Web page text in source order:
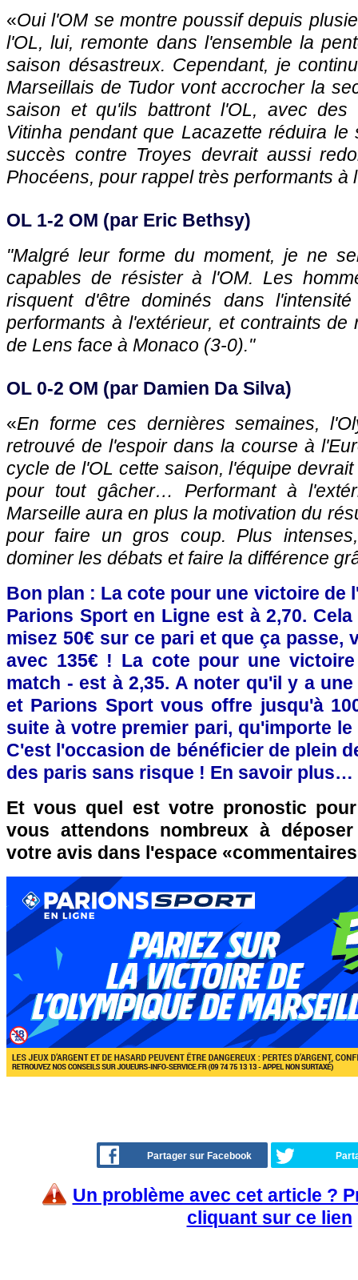
«Oui l'OM se montre poussif depuis
l'OL, lui, remonte dans l'ensemble la
saison désastreux. Cependant, je
Marseillais de Tudor vont accrocher la
saison et qu'ils battront l'OL, avec
Vitinha pendant que Lacazette réduira le
succès contre Troyes devrait aussi
Phocéens, pour rappel très performants à
OL 1-2 OM (par Eric Bethsy)
"Malgré leur forme du moment, je ne
capables de résister à l'OM. Les
risquent d'être dominés dans
performants à l'extérieur, et contraints de
de Lens face à Monaco (3-0)."
OL 0-2 OM (par Damien Da Silva)
«En forme ces dernières semaines,
retrouvé de l'espoir dans la course à
cycle de l'OL cette saison, l'équipe
pour tout gâcher… Performant à
Marseille aura en plus la motivation du
pour faire un gros coup. Plus
dominer les débats et faire la différence
Bon plan : La cote pour une victoire de
Parions Sport en Ligne est à 2,70.
misez 50€ sur ce pari et que ça passe,
avec 135€ ! La cote pour une
match - est à 2,35. A noter qu'il y a
et Parions Sport vous offre jusqu'à
suite à votre premier pari, qu'importe
C'est l'occasion de bénéficier de plein
des paris sans risque ! En savoir plus…
Et vous quel est votre pronostic
vous attendons nombreux à
votre avis dans l'espace
Partager sur Facebook
Un problème avec cet article ?
cliquant sur ce lien